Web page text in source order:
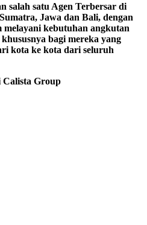
salah satu Agen Terbersar di
Jawa dan Bali, dengan
melayani kebutuhan angkutan
bagi mereka yang
kota ke kota dari seluruh
Group